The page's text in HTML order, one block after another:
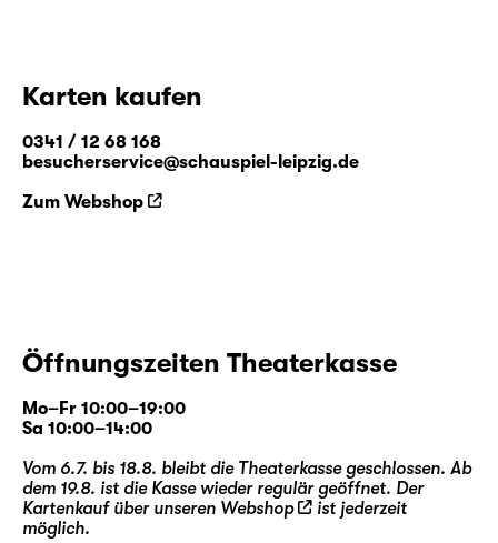
Karten kaufen
0341 / 12 68 168
besucherservice@schauspiel-leipzig.de
Zum Webshop
Öffnungszeiten Theaterkasse
Mo–Fr 10:00–19:00
Sa 10:00–14:00
Vom 6.7. bis 18.8. bleibt die Theaterkasse geschlossen. Ab
dem 19.8. ist die Kasse wieder regulär geöffnet. Der
Kartenkauf über unseren Webshop
ist jederzeit
möglich.